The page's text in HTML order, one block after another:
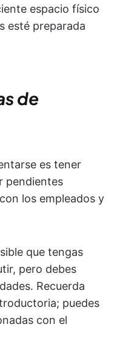
espacio físico
esté preparada
de
es tener
pendientes
los empleados y
que tengas
pero debes
Recuerda
puedes
con el